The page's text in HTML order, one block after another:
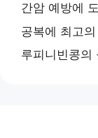
간암 예방에
공복에 최고
루피니빈콩의